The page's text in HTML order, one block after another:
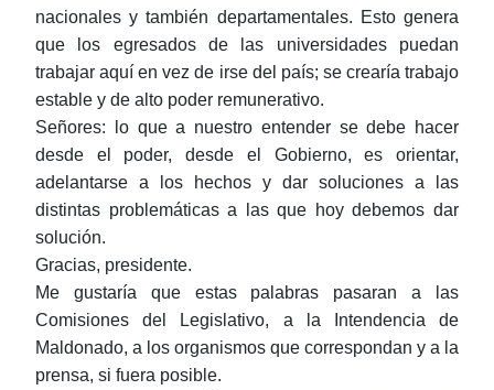
nacionales y también departamentales. Esto genera
que los egresados de las universidades puedan
trabajar aquí en vez de irse del país; se crearía trabajo
estable y de alto poder remunerativo.
Señores: lo que a nuestro entender se debe hacer
desde el poder, desde el Gobierno, es orientar,
adelantarse a los hechos y dar soluciones a las
distintas problemáticas a las que hoy debemos dar
solución.
Gracias, presidente.
Me gustaría que estas palabras pasaran a las
Comisiones del Legislativo, a la Intendencia de
Maldonado, a los organismos que correspondan y a la
prensa, si fuera posible.